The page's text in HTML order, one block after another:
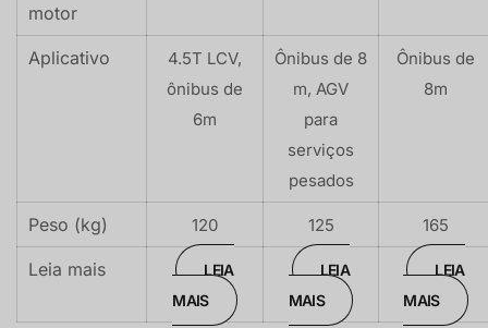
motor
Aplicativo
4.5T LCV,
ônibus de
6m
Ônibus de 8
m, AGV
para
serviços
pesados
Ônibus de
8m
Peso (kg) 120 125 165
Leia mais
LEIA
MAIS
LEIA
MAIS
LEIA
MAIS